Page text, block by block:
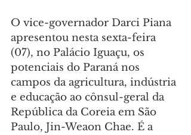
O vice-governador Darci Piana
apresentou nesta sexta-feira
(07), no Palácio Iguaçu, os
potenciais do Paraná nos
campos da agricultura, indústria
e educação ao cônsul-geral da
República da Coreia em São
Paulo, Jin-Weaon Chae. É a